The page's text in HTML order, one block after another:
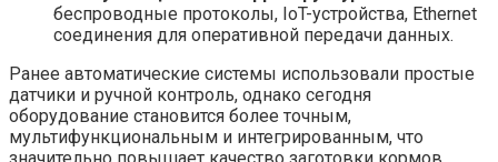
беспроводные протоколы, IoT-устройства, Ethernet
соединения для оперативной передачи данных.
Ранее автоматические системы использовали простые
датчики и ручной контроль, однако сегодня
оборудование становится более точным,
мультифункциональным и интегрированным, что